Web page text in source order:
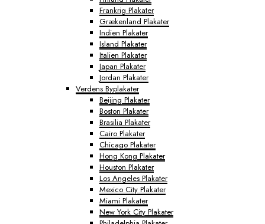
Frankrig Plakater
Grækenland Plakater
Indien Plakater
Island Plakater
Italien Plakater
Japan Plakater
Jordan Plakater
Verdens Byplakater
Beijing Plakater
Boston Plakater
Brasilia Plakater
Cairo Plakater
Chicago Plakater
Hong Kong Plakater
Houston Plakater
Los Angeles Plakater
Mexico City Plakater
Miami Plakater
New York City Plakater